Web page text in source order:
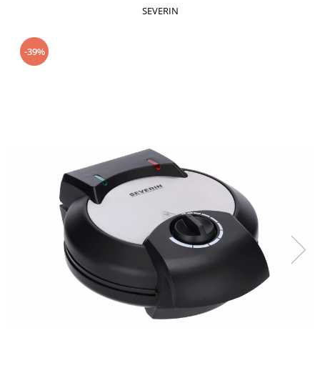
Moto
Reparatii si echipamente auto
Curatenie si intretinere
Decoratiuni
Gradinarit
Hobby-uri creative
Iluminat & Electrice
Kit-uri automatizari porti si usi
SEVERIN
-39%